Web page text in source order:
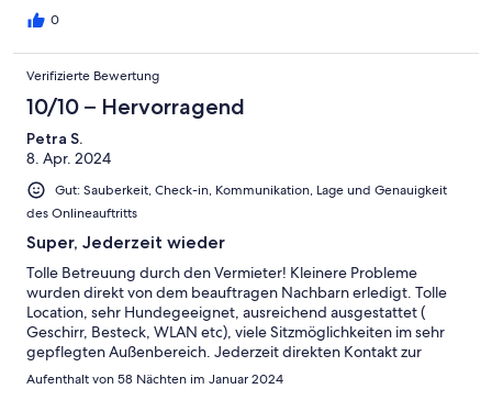
Gelegen im Wohnhaus-Quartier gilt die Liegenschaft als
Portugal sind von hier aus sehr gut möglich. Tavira und Faro .
Dieses Haus werden wir nie vergessen. Wir kommen wieder
und haben jetzt bereits Heimwehh.
0
Verifizierte Bewertung
10/10 – Hervorragend
Petra S.
8. Apr. 2024
Gut: Sauberkeit, Check-in, Kommunikation, Lage und Genauigkeit
des Onlineauftritts
Super, Jederzeit wieder
Tolle Betreuung durch den Vermieter! Kleinere Probleme
wurden direkt von dem beauftragen Nachbarn erledigt. Tolle
Location, sehr Hundegeeignet, ausreichend ausgestattet (
Geschirr, Besteck, WLAN etc), viele Sitzmöglichkeiten im sehr
gepflegten Außenbereich. Jederzeit direkten Kontakt zur
Vermieterin! Gute Einkaufsmöglichkeiten in ca 2 Kilometern,
Aufenthalt von 58 Nächten im Januar 2024